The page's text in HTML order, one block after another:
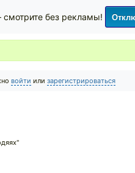
без рекламы!
войти или зарегистрироваться